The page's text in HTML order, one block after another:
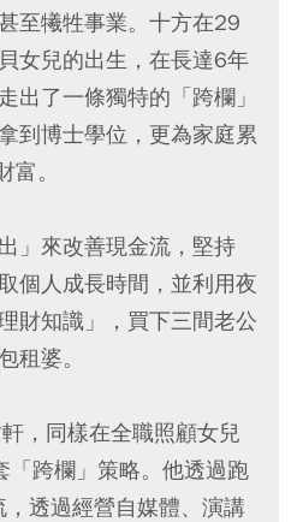
至犧牲事業。十方在29
女兒的出生，在長達6年
出了一條獨特的「跨欄」
到博士學位，更為家庭累
。
」來改善現金流，堅持
個人成長時間，並利用夜
財知識」，買下三間老公
租婆。
，同樣在全職照顧女兒
「跨欄」策略。他透過跑
，透過經營自媒體、演講